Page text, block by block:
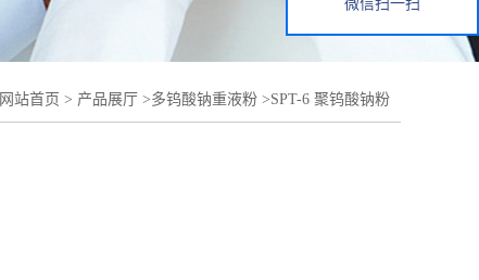
网站首页 > 产品展厅 >多钨酸钠重液粉 >SPT-6 聚钨酸钠粉
微信扫一扫